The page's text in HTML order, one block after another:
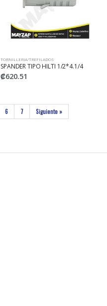
TORNILLERIA/TREFILADOS
SPANDER TIPO HILTI 1/2*4.1/4
₡620.51
6 7 Siguiente »